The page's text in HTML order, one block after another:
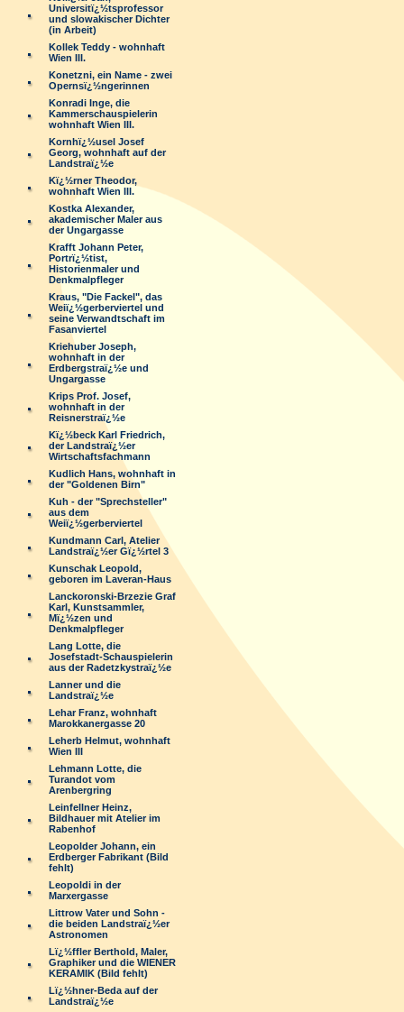
Universitï¿½tsprofessor
und slowakischer Dichter
(in Arbeit)
Kollek Teddy - wohnhaft
Wien III.
Konetzni, ein Name - zwei
Opernsï¿½ngerinnen
Konradi Inge, die
Kammerschauspielerin
wohnhaft Wien III.
Kornhï¿½usel Josef
Georg, wohnhaft auf der
Landstraï¿½e
Kï¿½rner Theodor,
wohnhaft Wien III.
Kostka Alexander,
akademischer Maler aus
der Ungargasse
Krafft Johann Peter,
Portrï¿½tist,
Historienmaler und
Denkmalpfleger
Kraus, "Die Fackel", das
Weiï¿½gerberviertel und
seine Verwandtschaft im
Fasanviertel
Kriehuber Joseph,
wohnhaft in der
Erdbergstraï¿½e und
Ungargasse
Krips Prof. Josef,
wohnhaft in der
Reisnerstraï¿½e
Kï¿½beck Karl Friedrich,
der Landstraï¿½er
Wirtschaftsfachmann
Kudlich Hans, wohnhaft in
der "Goldenen Birn"
Kuh - der "Sprechsteller"
aus dem
Weiï¿½gerberviertel
Kundmann Carl, Atelier
Landstraï¿½er Gï¿½rtel 3
Kunschak Leopold,
geboren im Laveran-Haus
Lanckoronski-Brzezie Graf
Karl, Kunstsammler,
Mï¿½zen und
Denkmalpfleger
Lang Lotte, die
Josefstadt-Schauspielerin
aus der Radetzkystraï¿½e
Lanner und die
Landstraï¿½e
Lehar Franz, wohnhaft
Marokkanergasse 20
Leherb Helmut, wohnhaft
Wien III
Lehmann Lotte, die
Turandot vom
Arenbergring
Leinfellner Heinz,
Bildhauer mit Atelier im
Rabenhof
Leopolder Johann, ein
Erdberger Fabrikant (Bild
fehlt)
Leopoldi in der
Marxergasse
Littrow Vater und Sohn -
die beiden Landstraï¿½er
Astronomen
Lï¿½ffler Berthold, Maler,
Graphiker und die WIENER
KERAMIK (Bild fehlt)
Lï¿½hner-Beda auf der
Landstraï¿½e